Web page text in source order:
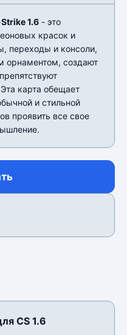
1.6 - это
красок и
переходы и консоли,
орнаментом, создают
карта обещает
и стильной
проявить все свое
CS 1.6